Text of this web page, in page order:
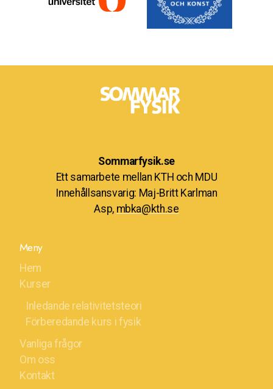
Sommarfysik.se
Ett samarbete mellan KTH och MDU
Innehållsansvarig: Maj-Britt Karlman
Asp, mbka@kth.se
Meny
Hem
Kurser
Inledande relativitetsteori
Förberedande kurs i fysik
Vanliga frågor
Om oss
Kontakt